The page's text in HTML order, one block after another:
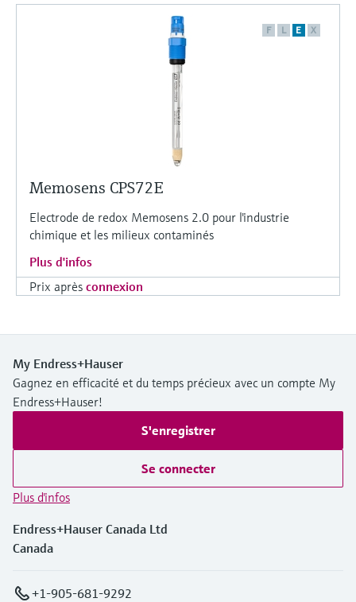
F L E X
Memosens CPS72E
Electrode de redox Memosens 2.0 pour l'industrie
chimique et les milieux contaminés
Plus d'infos
Prix après connexion
My Endress+Hauser
Gagnez en efficacité et du temps précieux avec un compte My
Endress+Hauser!
S'enregistrer
Se connecter
Plus d'infos
Endress+Hauser Canada Ltd
Canada
+1-905-681-9292